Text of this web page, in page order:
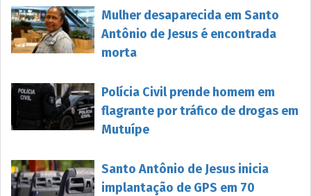
Mulher desaparecida em Santo
Antônio de Jesus é encontrada
morta
Polícia Civil prende homem em
flagrante por tráfico de drogas em
Mutuípe
Santo Antônio de Jesus inicia
implantação de GPS em 70